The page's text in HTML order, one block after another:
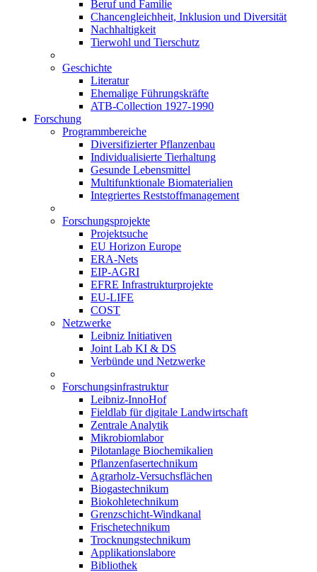
Beruf und Familie
Chancengleichheit, Inklusion und Diversität
Nachhaltigkeit
Tierwohl und Tierschutz
Geschichte
Literatur
Ehemalige Führungskräfte
ATB-Collection 1927-1990
Forschung
Programmbereiche
Diversifizierter Pflanzenbau
Individualisierte Tierhaltung
Gesunde Lebensmittel
Multifunktionale Biomaterialien
Integriertes Reststoffmanagement
Forschungsprojekte
Projektsuche
EU Horizon Europe
ERA-Nets
EIP-AGRI
EFRE Infrastrukturprojekte
EU-LIFE
COST
Netzwerke
Leibniz Initiativen
Joint Lab KI & DS
Verbünde und Netzwerke
Forschungsinfrastruktur
Leibniz-InnoHof
Fieldlab für digitale Landwirtschaft
Zentrale Analytik
Mikrobiomlabor
Pilotanlage Biochemikalien
Pflanzenfasertechnikum
Agrarholz-Versuchsflächen
Biogastechnikum
Biokohletechnikum
Grenzschicht-Windkanal
Frischetechnikum
Trocknungstechnikum
Applikationslabore
Bibliothek